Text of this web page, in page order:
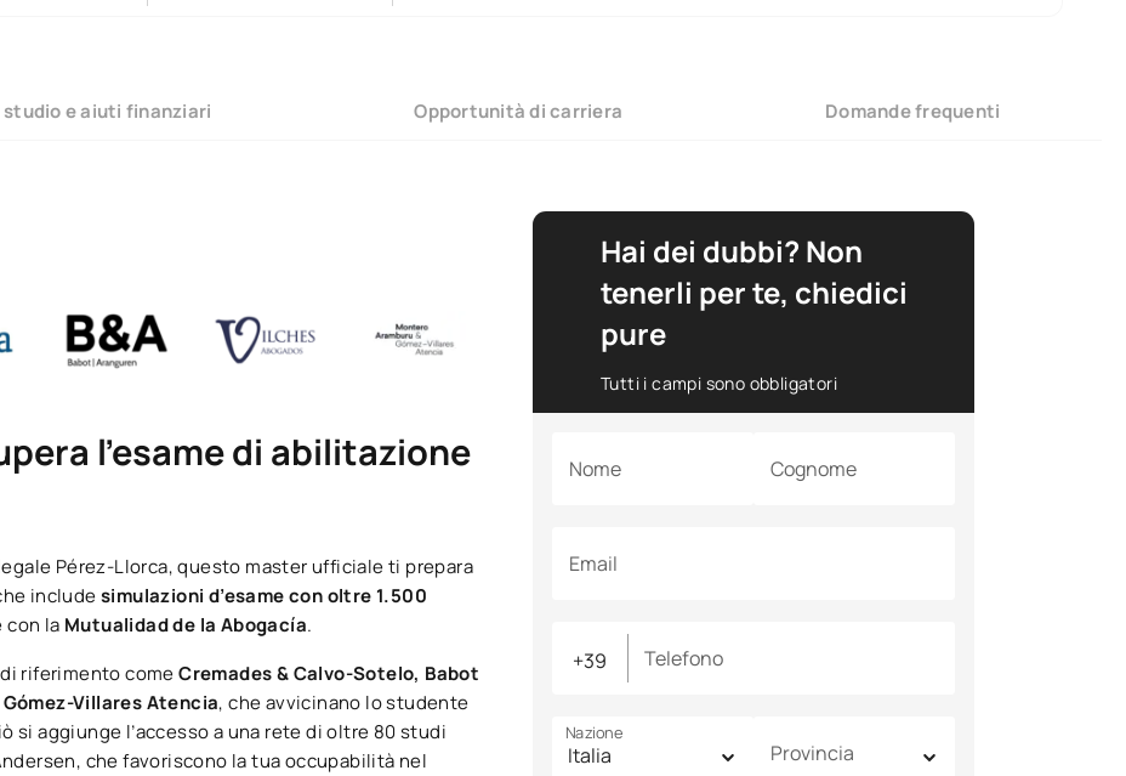
studio e aiuti finanziari Opportunità di carriera Domande frequenti
l’esame di abilitazione
Pérez-Llorca, questo master ufficiale ti prepara
includesimulazioni d’esame con oltre 1.500
con la Mutualidad de la Abogacía.
riferimento comeCremades & Calvo-Sotelo, Babot
Villares Atencia, che avvicinano lo studente
si aggiunge l’accesso a una rete di oltre 80 studi
che favoriscono la tua occupabilità nel
Hai dei dubbi? Non
tenerli per te, chiedici
pure
Tutti i campi sono obbligatori
Nome Cognome
Email
Telefono
Nazione
Provincia